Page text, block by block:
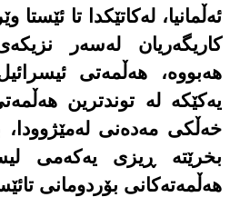
ئەڵمانیا، لەکاتێکدا تا ئێستا
هەبووە، هەڵمەتی
یەکێکە لە توندترین
خەڵکی مەدەنی لەمێژوودا،
بخرێتە ڕیزی یەکەمی
هەڵمەتەکانی بۆردومانی